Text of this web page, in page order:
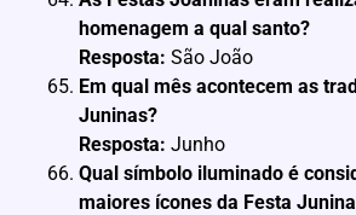
homenagem a qual santo?
Resposta: São João
Em qual mês acontecem as
Juninas?
Resposta: Junho
Qual símbolo iluminado é
maiores ícones da Festa